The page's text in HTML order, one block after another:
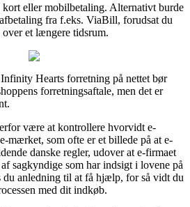
eller mobilbetaling. Alternativt burde
fra f.eks. ViaBill, forudsat du
et længere tidsrum.
Hearts forretning på nettet bør
forretningsaftale, men det er
være at kontrollere hvorvidt e-
mærket, som ofte er et billede på at e-
danske regler, udover at e-firmaet
sagkyndige som har indsigt i lovene på
du anledning til at få hjælp, for så vidt du
med dit indkøb.